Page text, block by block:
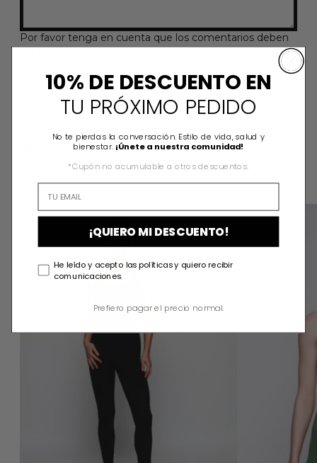
Por favor tenga en cuenta que los comentarios deben
ser aprobados antes de ser publicados
ZOE JUMPSUIT
10% DE DESCUENTO EN
TU PRÓXIMO PEDIDO
No te pierdas la conversación. Estilo de vida, salud y
bienestar. ¡Únete a nuestra comunidad!
*Cupón no acumulable a otros descuentos.
¡QUIERO MI DESCUENTO!
He leído y acepto las políticas y quiero recibir
comunicaciones.
Prefiero pagar el precio normal.